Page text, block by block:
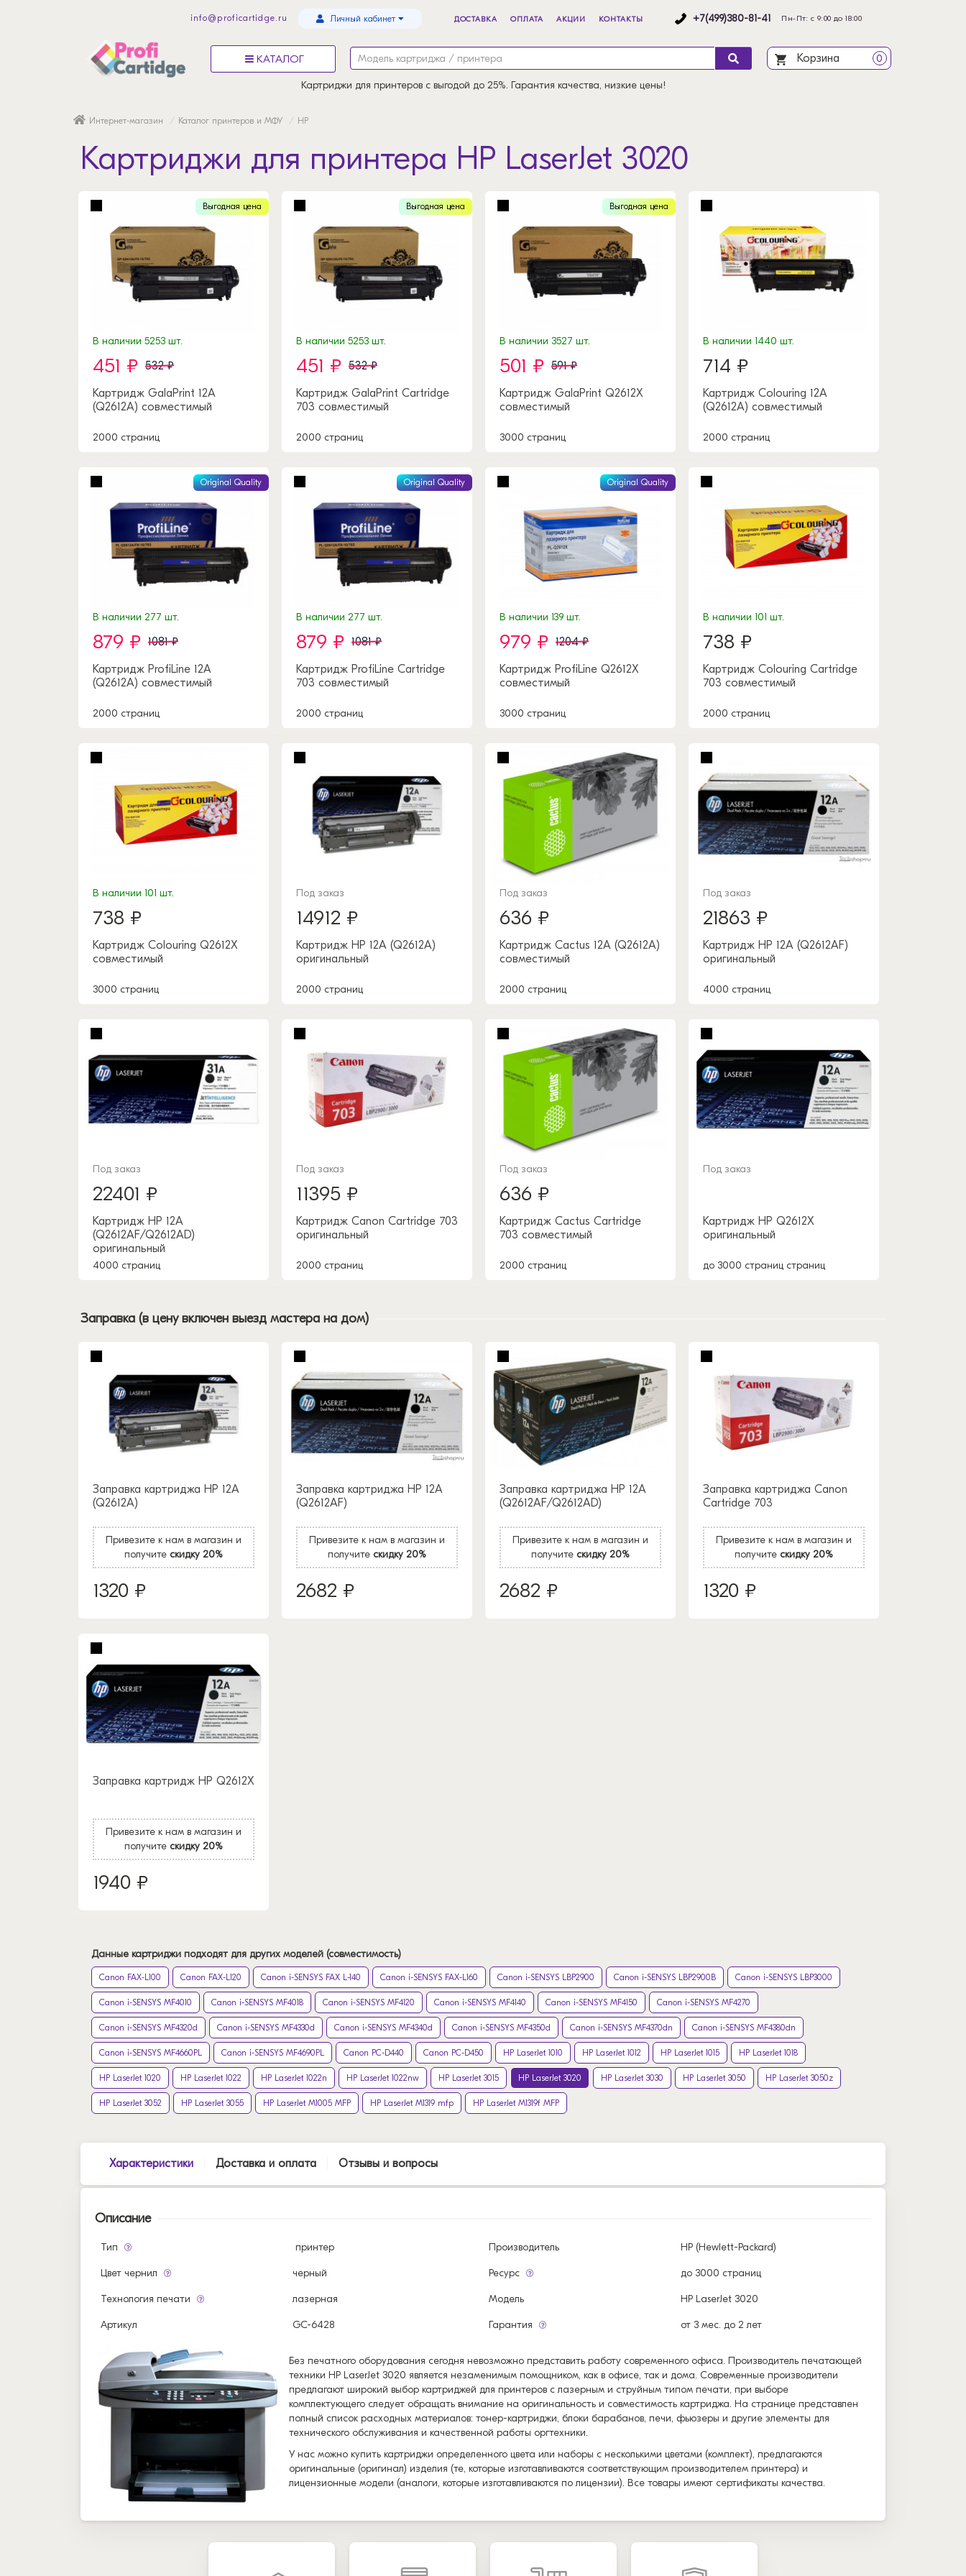
info@proficartidge.ru Личный кабинет ДОСТАВКА ОПЛАТА АКЦИИ КОНТАКТЫ +7(499)380-81-41 Пн-Пт: с 9:00 до 18:00
КАТАЛОГ Корзина 0
Картриджи для принтеров с выгодой до 25%. Гарантия качества, низкие цены!
Интернет-магазин Каталог принтеров и МФУ HP
Картриджи для принтера HP LaserJet 3020
Выгодная цена
В наличии 5253 шт.
451 ₽ 532 ₽
Картридж GalaPrint 12A
(Q2612A) совместимый
2000 страниц
Выгодная цена
В наличии 5253 шт.
451 ₽ 532 ₽
Картридж GalaPrint Cartridge
703 совместимый
2000 страниц
Выгодная цена
В наличии 3527 шт.
501 ₽ 591 ₽
Картридж GalaPrint Q2612X
совместимый
3000 страниц
В наличии 1440 шт.
714 ₽
Картридж Colouring 12A
(Q2612A) совместимый
2000 страниц
Original Quality
В наличии 277 шт.
879 ₽ 1081 ₽
Картридж ProfiLine 12A
(Q2612A) совместимый
2000 страниц
Original Quality
В наличии 277 шт.
879 ₽ 1081 ₽
Картридж ProfiLine Cartridge
703 совместимый
2000 страниц
Original Quality
В наличии 139 шт.
979 ₽ 1204 ₽
Картридж ProfiLine Q2612X
совместимый
3000 страниц
В наличии 101 шт.
738 ₽
Картридж Colouring Cartridge
703 совместимый
2000 страниц
В наличии 101 шт.
738 ₽
Картридж Colouring Q2612X
совместимый
3000 страниц
Под заказ
14912 ₽
Картридж HP 12A (Q2612A)
оригинальный
2000 страниц
Под заказ
636 ₽
Картридж Cactus 12A (Q2612A)
совместимый
2000 страниц
Под заказ
21863 ₽
Картридж HP 12A (Q2612AF)
оригинальный
4000 страниц
Под заказ
22401 ₽
Картридж HP 12A
(Q2612AF/Q2612AD)
оригинальный
4000 страниц
Под заказ
11395 ₽
Картридж Canon Cartridge 703
оригинальный
2000 страниц
Под заказ
636 ₽
Картридж Cactus Cartridge
703 совместимый
2000 страниц
Под заказ
Картридж HP Q2612X
оригинальный
до 3000 страниц страниц
Заправка (в цену включен выезд мастера на дом)
Заправка картриджа HP 12A
(Q2612A)
Привезите к нам в магазин и
получите скидку 20%
1320 ₽
Заправка картриджа HP 12A
(Q2612AF)
Привезите к нам в магазин и
получите скидку 20%
2682 ₽
Заправка картриджа HP 12A
(Q2612AF/Q2612AD)
Привезите к нам в магазин и
получите скидку 20%
2682 ₽
Заправка картриджа Canon
Cartridge 703
Привезите к нам в магазин и
получите скидку 20%
1320 ₽
Заправка картридж HP Q2612X
Привезите к нам в магазин и
получите скидку 20%
1940 ₽
Данные картриджи подходят для других моделей (совместимость)
Canon FAX-L100 Canon FAX-L120 Canon i-SENSYS FAX L-140 Canon i-SENSYS FAX-L160 Canon i-SENSYS LBP2900 Canon i-SENSYS LBP2900B Canon i-SENSYS LBP3000
Canon i-SENSYS MF4010 Canon i-SENSYS MF4018 Canon i-SENSYS MF4120 Canon i-SENSYS MF4140 Canon i-SENSYS MF4150 Canon i-SENSYS MF4270
Canon i-SENSYS MF4320d Canon i-SENSYS MF4330d Canon i-SENSYS MF4340d Canon i-SENSYS MF4350d Canon i-SENSYS MF4370dn Canon i-SENSYS MF4380dn
Canon i-SENSYS MF4660PL Canon i-SENSYS MF4690PL Canon PC-D440 Canon PC-D450 HP LaserJet 1010 HP LaserJet 1012 HP LaserJet 1015 HP LaserJet 1018
HP LaserJet 1020 HP LaserJet 1022 HP LaserJet 1022n HP LaserJet 1022nw HP LaserJet 3015 HP LaserJet 3020 HP LaserJet 3030 HP LaserJet 3050 HP LaserJet 3050z
HP LaserJet 3052 HP LaserJet 3055 HP LaserJet M1005 MFP HP LaserJet M1319 mfp HP LaserJet M1319f MFP
Характеристики Доставка и оплата Отзывы и вопросы
Описание
Тип принтер Производитель HP (Hewlett-Packard)
Цвет чернил черный Ресурс до 3000 страниц
Технология печати лазерная Модель HP LaserJet 3020
Артикул GC-6428 Гарантия от 3 мес. до 2 лет
Без печатного оборудования сегодня невозможно представить работу современного офиса. Производитель печатающей
техники HP LaserJet 3020 является незаменимым помощником, как в офисе, так и дома. Современные производители
предлагают широкий выбор картриджей для принтеров с лазерным и струйным типом печати, при выборе
комплектующего следует обращать внимание на оригинальность и совместимость картриджа. На странице представлен
полный список расходных материалов: тонер-картриджи, блоки барабанов, печи, фьюзеры и другие элементы для
технического обслуживания и качественной работы оргтехники.
У нас можно купить картриджи определенного цвета или наборы с несколькими цветами (комплект), предлагаются
оригинальные (оригинал) изделия (те, которые изготавливаются соответствующим производителем принтера) и
лицензионные модели (аналоги, которые изготавливаются по лицензии). Все товары имеют сертификаты качества.